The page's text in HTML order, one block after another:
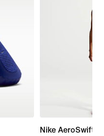
Nike AeroSwift